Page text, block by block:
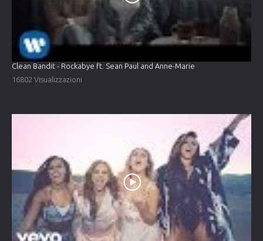
Clean Bandit - Rockabye ft. Sean Paul and Anne-Marie
16802 Visualizzazioni